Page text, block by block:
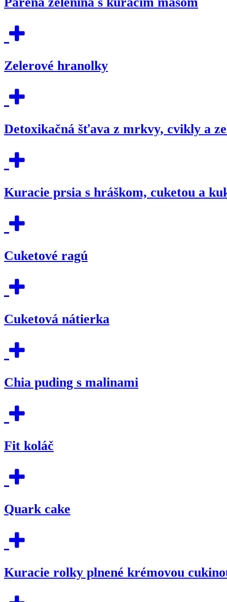
Zelerové hranolky
Detoxikačná šťava z mrkvy, cvikly a
Kuracie prsia s hráškom, cuketou a
Cuketové ragú
Cuketová nátierka
Chia puding s malinami
Fit koláč
Quark cake
Kuracie rolky plnené krémovou